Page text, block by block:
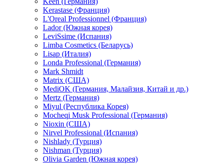
Kerastase (Франция)
L'Oreal Professionnel (Франция)
Lador (Южная корея)
LeviSsime (Испания)
Limba Cosmetics (Беларусь)
Lisap (Италия)
Londa Professional (Германия)
Mark Shmidt
Matrix (США)
MediOK (Германия, Малайзия, Китай и др.)
Mertz (Германия)
Miyul (Республика Корея)
Mocheqi Musk Professional (Германия)
Nioxin (США)
Nirvel Professional (Испания)
Nishlady (Турция)
Nishman (Турция)
Olivia Garden (Южная корея)